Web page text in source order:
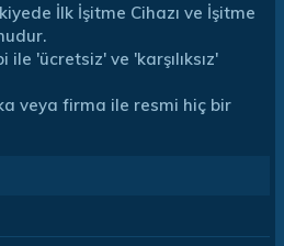
İlk İşitme Cihazı ve İşitme
'ücretsiz' ve 'karşılıksız'
veya firma ile resmi hiç bir